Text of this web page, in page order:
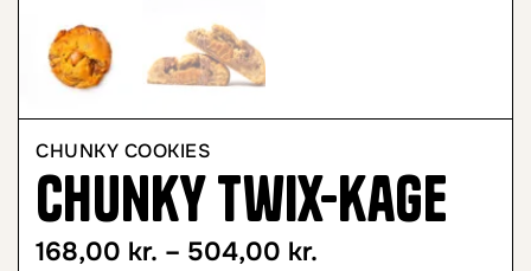
CHUNKY COOKIES
Chunky Twix-kage
168,00 kr. – 504,00 kr.